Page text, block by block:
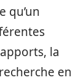
qu’un
la
en